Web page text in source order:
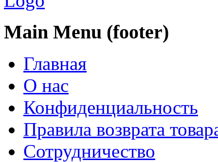
Main Menu (footer)
Главная
О нас
Конфиденциальность
Правила возврата
Сотрудничество